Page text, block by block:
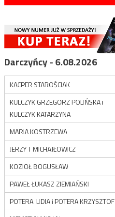
Darczyńcy - 6.08.2026
KACPER STAROŚCIAK
KULCZYK GRZEGORZ POLIŃSKA i
KULCZYK KATARZYNA
MARIA KOSTRZEWA
JERZY T MICHAJŁOWICZ
KOZIOŁ BOGUSŁAW
PAWEŁ ŁUKASZ ZIEMIAŃSKI
POTERA LIDIA i POTERA KRZYSZTOF